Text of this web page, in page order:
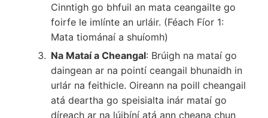
Cinntigh go bhfuil an mata ceangailte go
foirfe le imlínte an urláir. (Féach Fíor 1:
Mata tiománaí a shuíomh)
Na Mataí a Cheangal: Brúigh na mataí go
daingean ar na pointí ceangail bhunaidh in
urlár na feithicle. Oireann na poill cheangail
atá deartha go speisialta inár mataí go
díreach ar na lúibíní atá ann cheana chun